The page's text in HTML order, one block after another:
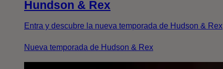
Hundson & Rex
Entra y descubre la nueva temporada de Hudson & Rex
Nueva temporada de Hudson & Rex